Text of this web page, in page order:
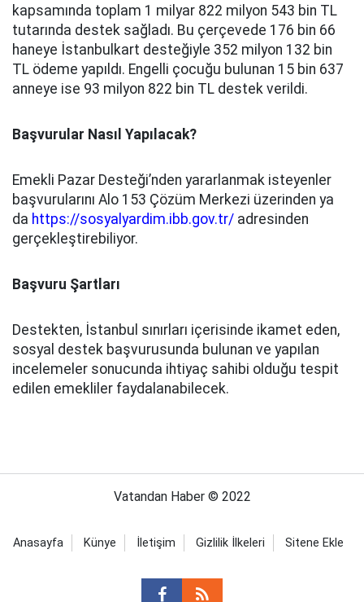
kapsamında toplam 1 milyar 822 milyon 543 bin TL
tutarında destek sağladı. Bu çerçevede 176 bin 66
haneye İstanbulkart desteğiyle 352 milyon 132 bin
TL ödeme yapıldı. Engelli çocuğu bulunan 15 bin 637
anneye ise 93 milyon 822 bin TL destek verildi.
Başvurular Nasıl Yapılacak?
Emekli Pazar Desteği’nden yararlanmak isteyenler
başvurularını Alo 153 Çözüm Merkezi üzerinden ya
da https://sosyalyardim.ibb.gov.tr/ adresinden
gerçekleştirebiliyor.
Başvuru Şartları
Destekten, İstanbul sınırları içerisinde ikamet eden,
sosyal destek başvurusunda bulunan ve yapılan
incelemeler sonucunda ihtiyaç sahibi olduğu tespit
edilen emekliler faydalanabilecek.
Vatandan Haber © 2022
Anasayfa Künye İletişim Gizlilik İlkeleri Sitene Ekle